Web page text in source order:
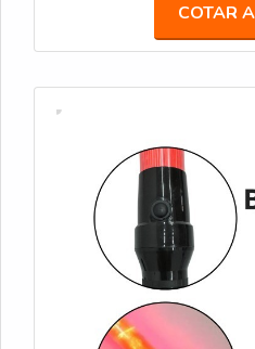
sustentável para áreas de
tráfego. Bastão com
baixa visibilidade.
COTAR